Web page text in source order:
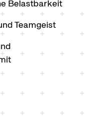
Belastbarkeit
Teamgeist